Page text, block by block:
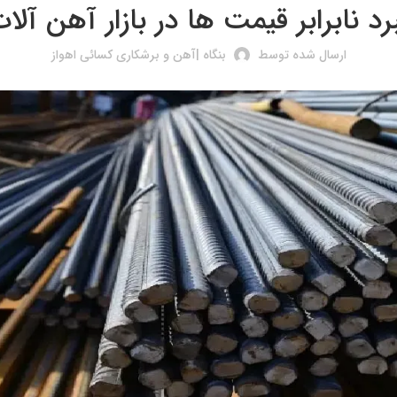
نابرابر قیمت ها در بازار آهن
ارسال شده توسط بنگاه |آهن و برشکاری کسائی اهواز